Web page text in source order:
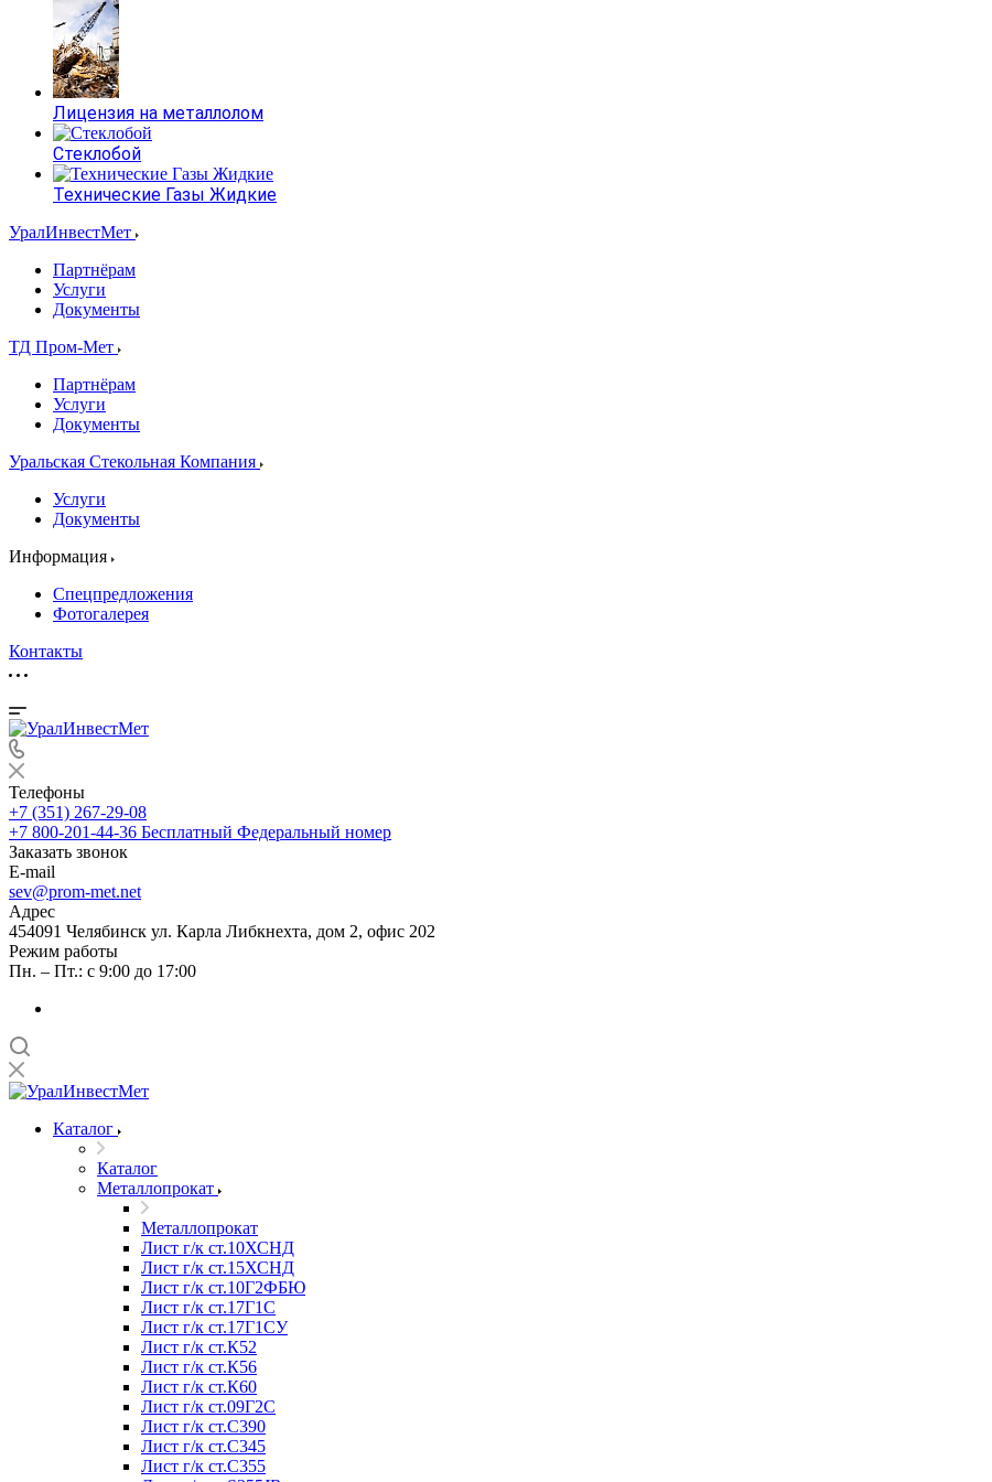
Лицензия на металлолом
Стеклобой
Технические Газы Жидкие
УралИнвестМет
Партнёрам
Услуги
Документы
ТД Пром-Мет
Партнёрам
Услуги
Документы
Уральская Стекольная Компания
Услуги
Документы
Информация
Спецпредложения
Фотогалерея
Контакты
Телефоны
+7 (351) 267-29-08
+7 800-201-44-36 Бесплатный Федеральный номер
Заказать звонок
E-mail
sev@prom-met.net
Адрес
454091 Челябинск ул. Карла Либкнехта, дом 2, офис 202
Режим работы
Пн. – Пт.: с 9:00 до 17:00
Каталог
Каталог
Металлопрокат
Металлопрокат
Лист г/к ст.10ХСНД
Лист г/к ст.15ХСНД
Лист г/к ст.10Г2ФБЮ
Лист г/к ст.17Г1С
Лист г/к ст.17Г1СУ
Лист г/к ст.К52
Лист г/к ст.К56
Лист г/к ст.К60
Лист г/к ст.09Г2С
Лист г/к ст.C390
Лист г/к ст.C345
Лист г/к ст.C355